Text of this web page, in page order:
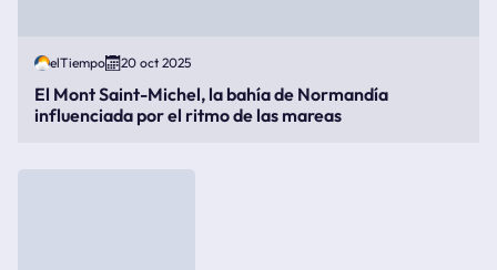
elTiempo 20 oct 2025
El Mont Saint-Michel, la bahía de Normandía
influenciada por el ritmo de las mareas